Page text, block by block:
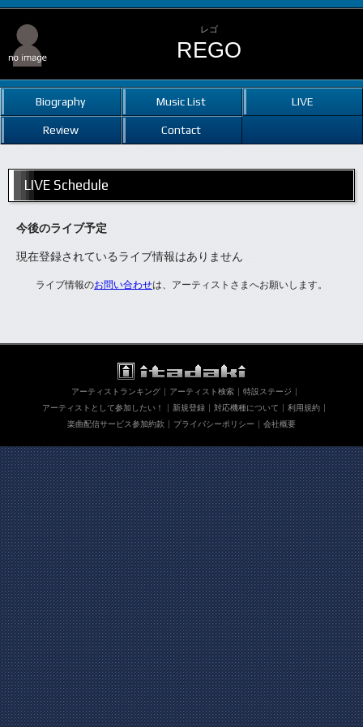
レゴ
REGO
Biography Music List LIVE
Review Contact
LIVE Schedule
今後のライブ予定
現在登録されているライブ情報はありません
ライブ情報のお問い合わせは、アーティストさまへお願いします。
アーティストランキング アーティスト検索
特設ステージ
アーティストとして参加したい！
新規登録 対応機種について
利用規約
楽曲配信サービス参加約款
プライバシーポリシー 会社概要